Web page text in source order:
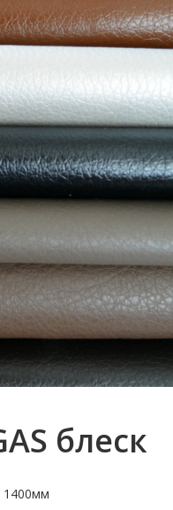
блеск
1400мм